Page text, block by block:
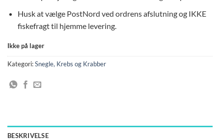
Husk at vælge PostNord ved ordrens afslutning og IKKE
fiskefragt til hjemme levering.
Ikke på lager
Kategori:Snegle, Krebs og Krabber
BESKRIVELSE